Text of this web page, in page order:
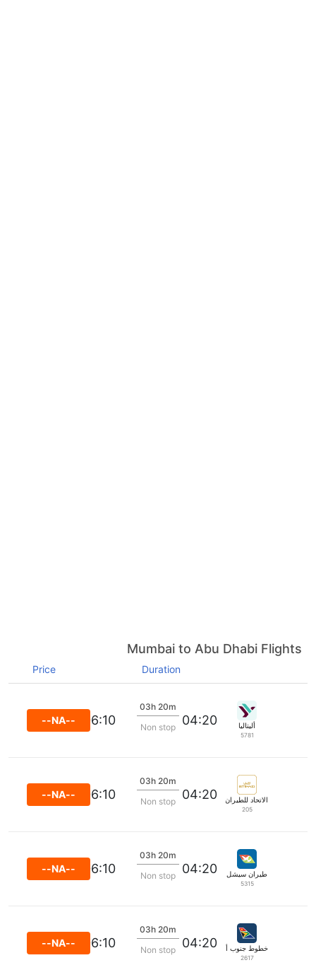
Mumbai to Abu Dhabi Flights
Duration
Price
أليتاليا
5781
04:20
03h 20m
Non stop
06:10
--NA--
الاتحاد للطيران
205
04:20
03h 20m
Non stop
06:10
--NA--
طيران سيشل
5315
04:20
03h 20m
Non stop
06:10
--NA--
خطوط جنوب أفريقيا
2617
04:20
03h 20m
Non stop
06:10
--NA--